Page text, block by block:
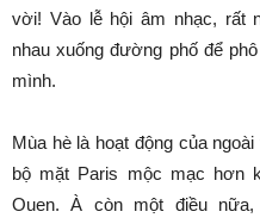
vời! Vào lễ hội âm nhạc, rất
nhau xuống đường phố để
mình.
Mùa hè là hoạt động của
bộ mặt Paris mộc mạc hơn
Ouen. À còn một điều